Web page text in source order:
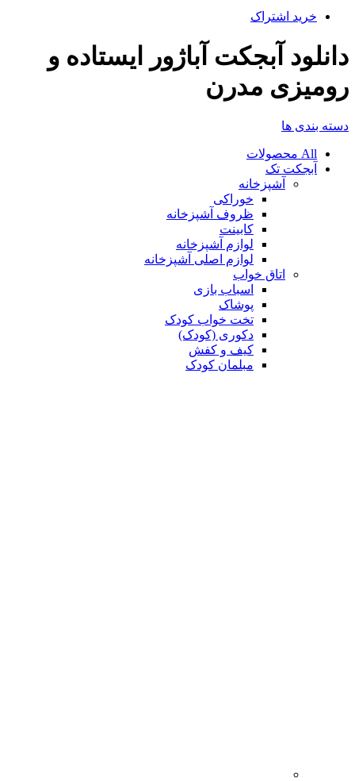
خرید اشتراک
دانلود آبجکت آباژور ایستاده و
رومیزی مدرن
دسته بندی ها
All محصولات
آبجکت تک
آشپزخانه
خوراکی
ظروف آشپزخانه
کابینت
لوازم آشپزخانه
لوازم اصلی آشپزخانه
اتاق خواب
اسباب بازی
پوشاک
تخت خواب کودک
دکوری (کودک)
کیف و کفش
مبلمان کودک